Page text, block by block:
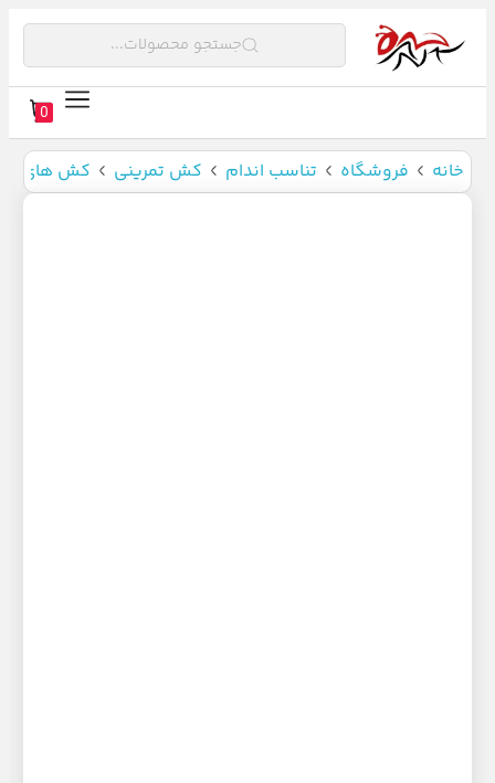
جستجو محصولات...
0
خانه فروشگاه تناسب اندام کش تمرینی کش های